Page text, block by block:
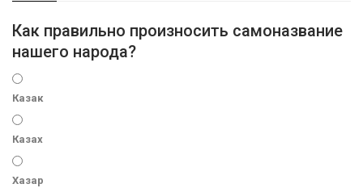
Как правильно произносить самоназвание
нашего народа?
Казак
Казах
Хазар